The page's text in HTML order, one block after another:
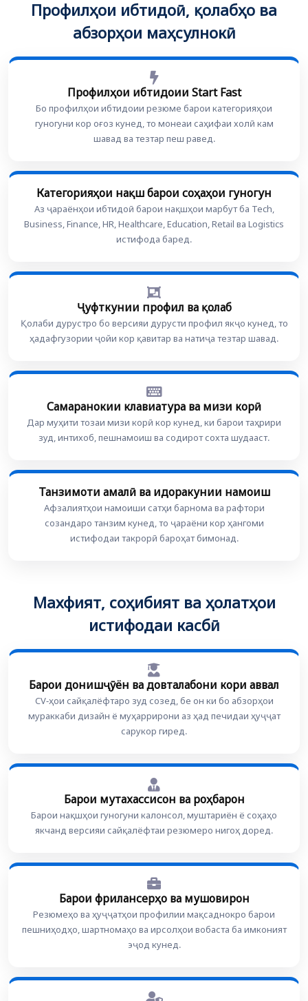
Профилҳои ибтидоӣ, қолабҳо ва
абзорҳои маҳсулнокӣ
Профилҳои ибтидоии Start Fast
Бо профилҳои ибтидоии резюме барои категорияҳои
гуногуни кор оғоз кунед, то монеаи саҳифаи холӣ кам
шавад ва тезтар пеш равед.
Категорияҳои нақш барои соҳаҳои гуногун
Аз ҷараёнҳои ибтидоӣ барои нақшҳои марбут ба Tech,
Business, Finance, HR, Healthcare, Education, Retail ва Logistics
истифода баред.
Ҷуфткунии профил ва қолаб
Қолаби дурустро бо версияи дурусти профил якҷо кунед, то
ҳадафгузории ҷойи кор қавитар ва натиҷа тезтар шавад.
Самаранокии клавиатура ва мизи корӣ
Дар муҳити тозаи мизи корӣ кор кунед, ки барои таҳрири
зуд, интихоб, пешнамоиш ва содирот сохта шудааст.
Танзимоти амалӣ ва идоракунии намоиш
Афзалиятҳои намоиши сатҳи барнома ва рафтори
созандаро танзим кунед, то ҷараёни кор ҳангоми
истифодаи такрорӣ бароҳат бимонад.
Махфият, соҳибият ва ҳолатҳои
истифодаи касбӣ
Барои донишҷӯён ва довталабони кори аввал
CV-ҳои сайқалёфтаро зуд созед, бе он ки бо абзорҳои
мураккаби дизайн ё муҳаррирони аз ҳад печидаи ҳуҷҷат
сарукор гиред.
Барои мутахассисон ва роҳбарон
Барои нақшҳои гуногуни калонсол, муштариён ё соҳаҳо
якчанд версияи сайқалёфтаи резюмеро нигоҳ доред.
Барои фрилансерҳо ва мушовирон
Резюмеҳо ва ҳуҷҷатҳои профилии мақсаднокро барои
пешниҳодҳо, шартномаҳо ва ирсолҳои вобаста ба имконият
эҷод кунед.